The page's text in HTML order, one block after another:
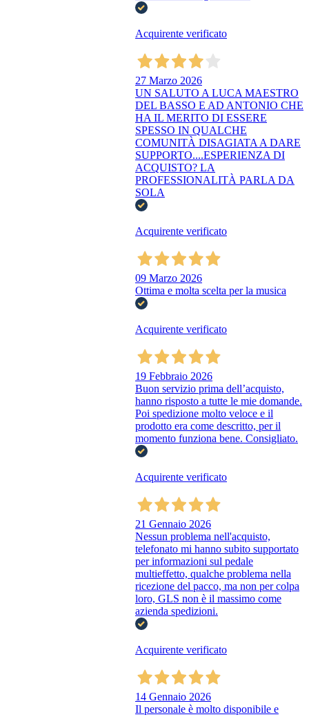
Acquirente verificato
27 Marzo 2026
UN SALUTO A LUCA MAESTRO
DEL BASSO E AD ANTONIO CHE
HA IL MERITO DI ESSERE
SPESSO IN QUALCHE
COMUNITÀ DISAGIATA A DARE
SUPPORTO....ESPERIENZA DI
ACQUISTO? LA
PROFESSIONALITÀ PARLA DA
SOLA
Acquirente verificato
09 Marzo 2026
Ottima e molta scelta per la musica
Acquirente verificato
19 Febbraio 2026
Buon servizio prima dell’acquisto,
hanno risposto a tutte le mie domande.
Poi spedizione molto veloce e il
prodotto era come descritto, per il
momento funziona bene. Consigliato.
Acquirente verificato
21 Gennaio 2026
Nessun problema nell'acquisto,
telefonato mi hanno subito supportato
per informazioni sul pedale
multieffetto, qualche problema nella
ricezione del pacco, ma non per colpa
loro, GLS non è il massimo come
azienda spedizioni.
Acquirente verificato
14 Gennaio 2026
Il personale è molto disponibile e